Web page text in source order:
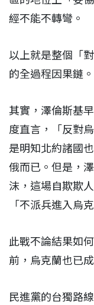
經不能不轉彎。
以上就是整個「
的全過程因果鏈
其實，澤倫斯基
度直言，「反對
是明知北約諸國
俄而已。但是，
沫，這場自欺欺
「不派兵進入烏
此戰不論結果如
前，烏克蘭也已
民進黨的台獨路